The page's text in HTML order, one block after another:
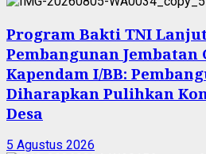
Program Bakti TNI
Pembangunan Jembatan
Kapendam I/BB:
Diharapkan Pulihkan
Desa
5 Agustus 2026